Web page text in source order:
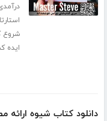
شروع
ایده
دانلود کتاب شیوه ارائه